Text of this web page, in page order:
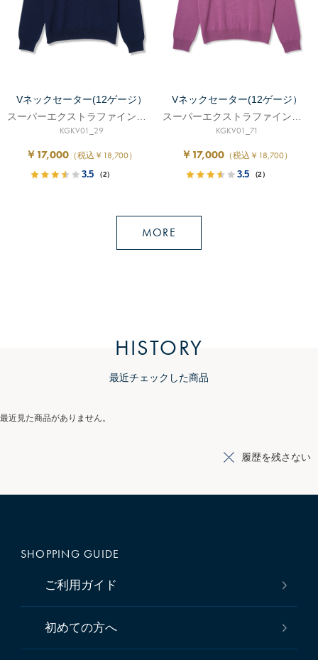
Vネックセーター(12ゲージ）
KGKV01_29
￥17,000 （税込￥18,700）
3.5 （2）
Vネックセーター(12ゲージ）
KGKV01_71
￥17,000 （税込￥18,700）
3.5 （2）
MORE
HISTORY
最近チェックした商品
最近見た商品がありません。
履歴を残さない
SHOPPING GUIDE
ご利用ガイド
初めての方へ